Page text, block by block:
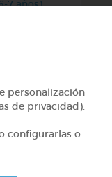
7 años)
personalización
de privacidad).
configurarlas o